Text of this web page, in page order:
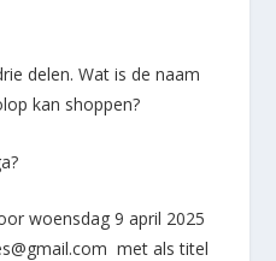
delen. Wat is de naam
kan shoppen?
woensdag 9 april 2025
met als titel